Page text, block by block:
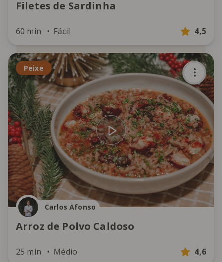
Filetes de Sardinha
60 min Fácil 4,5
Peixe
Carlos Afonso
Arroz de Polvo Caldoso
25 min Médio 4,6